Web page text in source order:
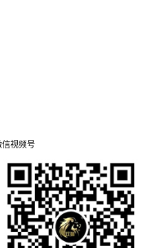
信视频号